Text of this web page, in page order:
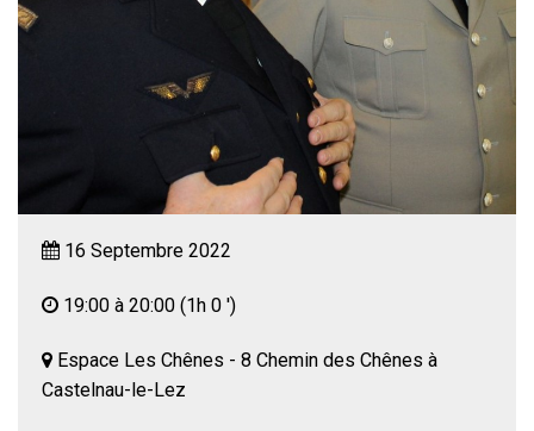
16 Septembre 2022
19:00 à 20:00 (1h 0 ')
Espace Les Chênes - 8 Chemin des Chênes à
Castelnau-le-Lez